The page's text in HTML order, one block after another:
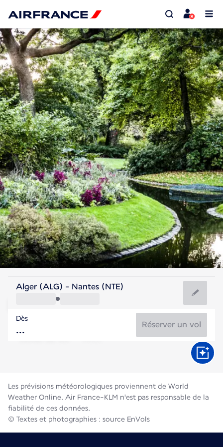
France
Nantes
France
Durée du vol
Alger (ALG) - Nantes (NTE)
Dès
Réserver un vol
Les prévisions météorologiques proviennent de World
Weather Online. Air France-KLM n'est pas responsable de la
fiabilité de ces données.
© Textes et photographies : source EnVols